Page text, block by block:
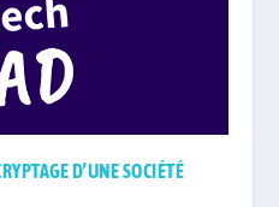
D’UNE SOCIÉTÉ